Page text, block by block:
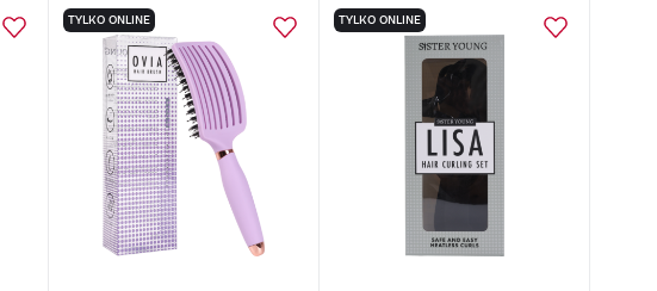
TYLKO ONLINE TYLKO ONLINE